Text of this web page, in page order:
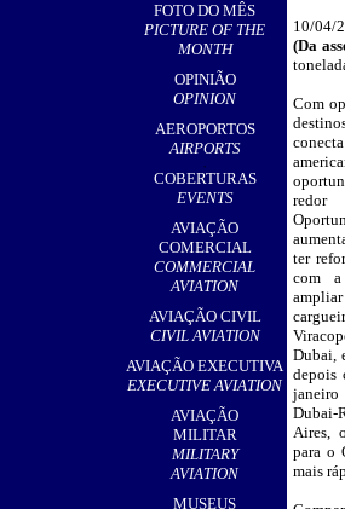
FOTO DO MÊS
PICTURE OF THE
MONTH
OPINIÃO
OPINION
AEROPORTOS
AIRPORTS
,
COBERTURAS
EVENTS
AVIAÇÃO
COMERCIAL
COMMERCIAL
AVIATION
AVIAÇÃO CIVIL
CIVIL AVIATION
AVIAÇÃO EXECUTIVA
EXECUTIVE AVIATION
AVIAÇÃO
MILITAR
MILITARY
AVIATION
MUSEUS
10/04/
(Da
Com
ter
com
Dubai,
depois
janeiro
Dubai-
Aires,
para o
mais